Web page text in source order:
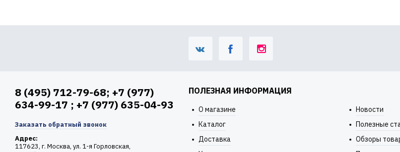
8 (495) 712-79-68; +7 (977)
634-99-17 ; +7 (977) 635-04-93
Заказать обратный звонок
Адрес:
117623, г. Москва, ул. 1-я Горловская,
ПОЛЕЗНАЯ ИНФОРМАЦИЯ
О магазине
Каталог
Доставка
Новости
Полезные
Обзоры